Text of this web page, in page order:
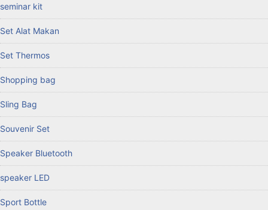
seminar kit
Set Alat Makan
Set Thermos
Shopping bag
Sling Bag
Souvenir Set
Speaker Bluetooth
speaker LED
Sport Bottle